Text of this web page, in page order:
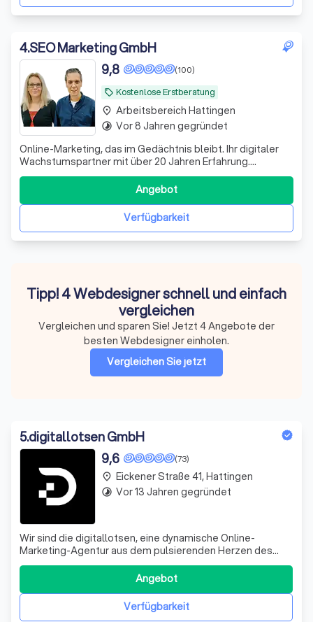
4.SEO Marketing GmbH
local_offer Kostenlose Erstberatung
(100)
9,8
Online-Marketing, das im Gedächtnis bleibt. Ihr digitaler
Wachstumspartner mit über 20 Jahren Erfahrung.
Zukunftssichere Strategien, messbare Ergebnisse,
persönliche Ansprechpartner & mehr!
Verfügbarkeit
Angebot
place Arbeitsbereich Hattingen
timelapse Vor 8 Jahren gegründet
Tipp! 4 Webdesigner schnell und einfach
vergleichen
Vergleichen und sparen Sie! Jetzt 4 Angebote der
besten Webdesigner einholen.
Vergleichen Sie jetzt
5.digitallotsen GmbH
(73)
9,6
Wir sind die digitallotsen, eine dynamische Online-
Marketing-Agentur aus dem pulsierenden Herzen des
Ruhrgebiets. Unser Ziel ist es, gemeinsam mit Ihnen das
Internet zu erobern, Ihre Sichtbarkeit zu erhöhen und Ihnen
die Leads zu liefern, die Sie für Ihren Erfolg benötigen.
Unser Ansatz ist ganzheitVerfügbarkeit
Angebot
place Eickener Straße 41, Hattingen
timelapse Vor 13 Jahren gegründet